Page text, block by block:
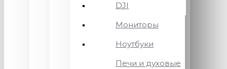
DJI
Мониторы
Ноутбуки
Печи и духовые